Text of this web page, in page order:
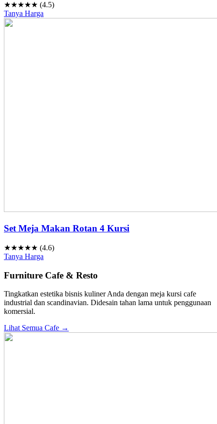
★★★★★ (4.5)
Tanya Harga
Set Meja Makan Rotan 4 Kursi
★★★★★ (4.6)
Tanya Harga
Furniture Cafe & Resto
Tingkatkan estetika bisnis kuliner Anda dengan meja kursi cafe
industrial dan scandinavian. Didesain tahan lama untuk penggunaan
komersial.
Lihat Semua Cafe →